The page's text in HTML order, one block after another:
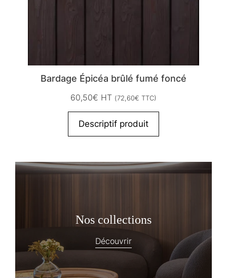
Bardage Épicéa brûlé fumé foncé
60,50€ HT (72,60€ TTC)
Descriptif produit
Nos collections
Découvrir